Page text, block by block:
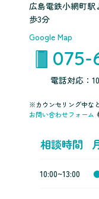
広島電鉄小網町駅
歩3分
Google Map
075-
電話対応：10
※カウンセリング中な
お問い合わせフォーム
相談時間
10:00~13:00